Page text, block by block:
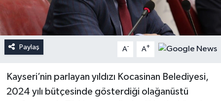
Paylaş A- A+
Kayseri’nin parlayan yıldızı Kocasinan Belediyesi,
2024 yılı bütçesinde gösterdiği olağanüstü